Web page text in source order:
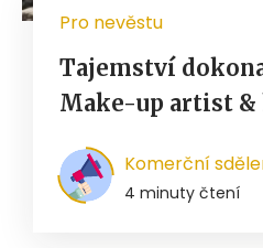
Pro nevěstu
Tajemství
Make-up artist
Komerční
4 minuty čtení